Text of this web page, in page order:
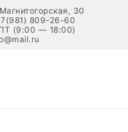
30
809-26-60
(9:00 — 18:00)